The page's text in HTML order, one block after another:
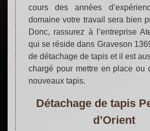
cours des années
domaine votre travail sera bien
Donc, rassurez à l’entreprise
qui se réside dans Graveson
de détachage de tapis et il est
chargé pour mettre en place ou
nouveaux tapis.
Détachage de tapis
d’Orient